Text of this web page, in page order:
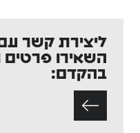
ליצירת קשר עם
השאירו פרטים
בהקדם: